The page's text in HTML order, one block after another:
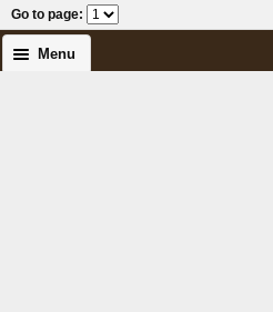
Go to page:
Menu